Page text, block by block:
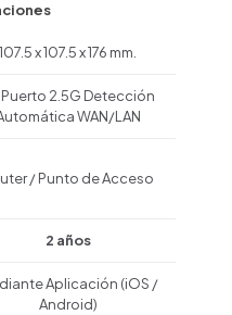
107.5 x 107.5 x 176 mm.
Puerto 2.5G Detección
WAN/LAN
/ Punto de Acceso
2 años
Aplicación (iOS /
Android)